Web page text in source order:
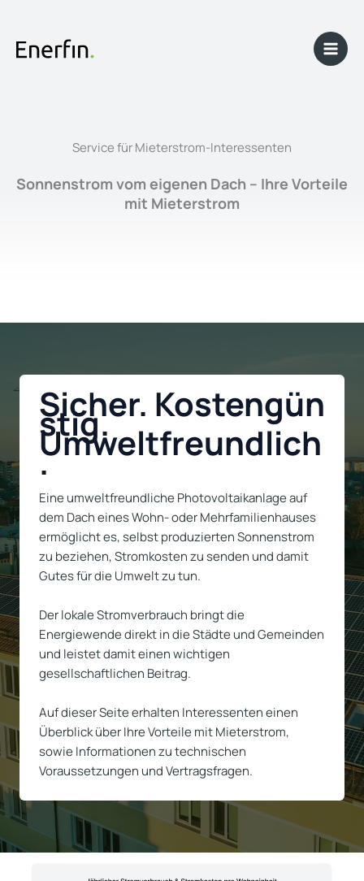
content
Service für Mieterstrom-Interessenten
Sonnenstrom vom eigenen Dach – Ihre Vorteile
mit Mieterstrom
Sicher. Kostengün
stig.
Umweltfreundlich
.
Eine umweltfreundliche Photovoltaikanlage auf
dem Dach eines Wohn- oder Mehrfamilienhauses
ermöglicht es, selbst produzierten Sonnenstrom
zu beziehen, Stromkosten zu senden und damit
Gutes für die Umwelt zu tun.
Der lokale Stromverbrauch bringt die
Energiewende direkt in die Städte und Gemeinden
und leistet damit einen wichtigen
gesellschaftlichen Beitrag.
Auf dieser Seite erhalten Interessenten einen
Überblick über Ihre Vorteile mit Mieterstrom,
sowie Informationen zu technischen
Voraussetzungen und Vertragsfragen.